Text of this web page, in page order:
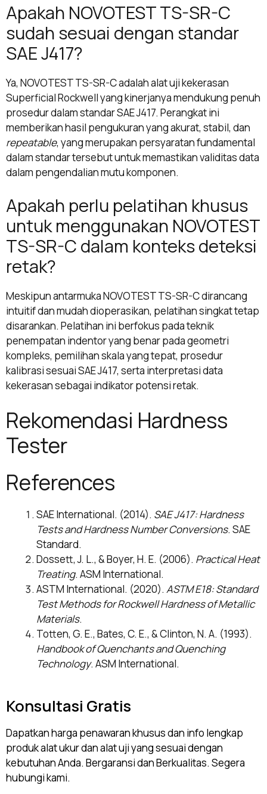
Apakah NOVOTEST TS-SR-C
sudah sesuai dengan standar
SAE J417?
Ya, NOVOTEST TS-SR-C adalah alat uji kekerasan
Superficial Rockwell yang kinerjanya mendukung penuh
prosedur dalam standar SAE J417. Perangkat ini
memberikan hasil pengukuran yang akurat, stabil, dan
repeatable, yang merupakan persyaratan fundamental
dalam standar tersebut untuk memastikan validitas data
dalam pengendalian mutu komponen.
Apakah perlu pelatihan khusus
untuk menggunakan NOVOTEST
TS-SR-C dalam konteks deteksi
retak?
Meskipun antarmuka NOVOTEST TS-SR-C dirancang
intuitif dan mudah dioperasikan, pelatihan singkat tetap
disarankan. Pelatihan ini berfokus pada teknik
penempatan indentor yang benar pada geometri
kompleks, pemilihan skala yang tepat, prosedur
kalibrasi sesuai SAE J417, serta interpretasi data
kekerasan sebagai indikator potensi retak.
Rekomendasi Hardness
Tester
References
SAE International. (2014). SAE J417: Hardness
Tests and Hardness Number Conversions. SAE
Standard.
Dossett, J. L., & Boyer, H. E. (2006). Practical Heat
Treating. ASM International.
ASTM International. (2020). ASTM E18: Standard
Test Methods for Rockwell Hardness of Metallic
Materials.
Totten, G. E., Bates, C. E., & Clinton, N. A. (1993).
Handbook of Quenchants and Quenching
Technology. ASM International.
Konsultasi Gratis
Dapatkan harga penawaran khusus dan info lengkap
produk alat ukur dan alat uji yang sesuai dengan
kebutuhan Anda. Bergaransi dan Berkualitas. Segera
hubungi kami.